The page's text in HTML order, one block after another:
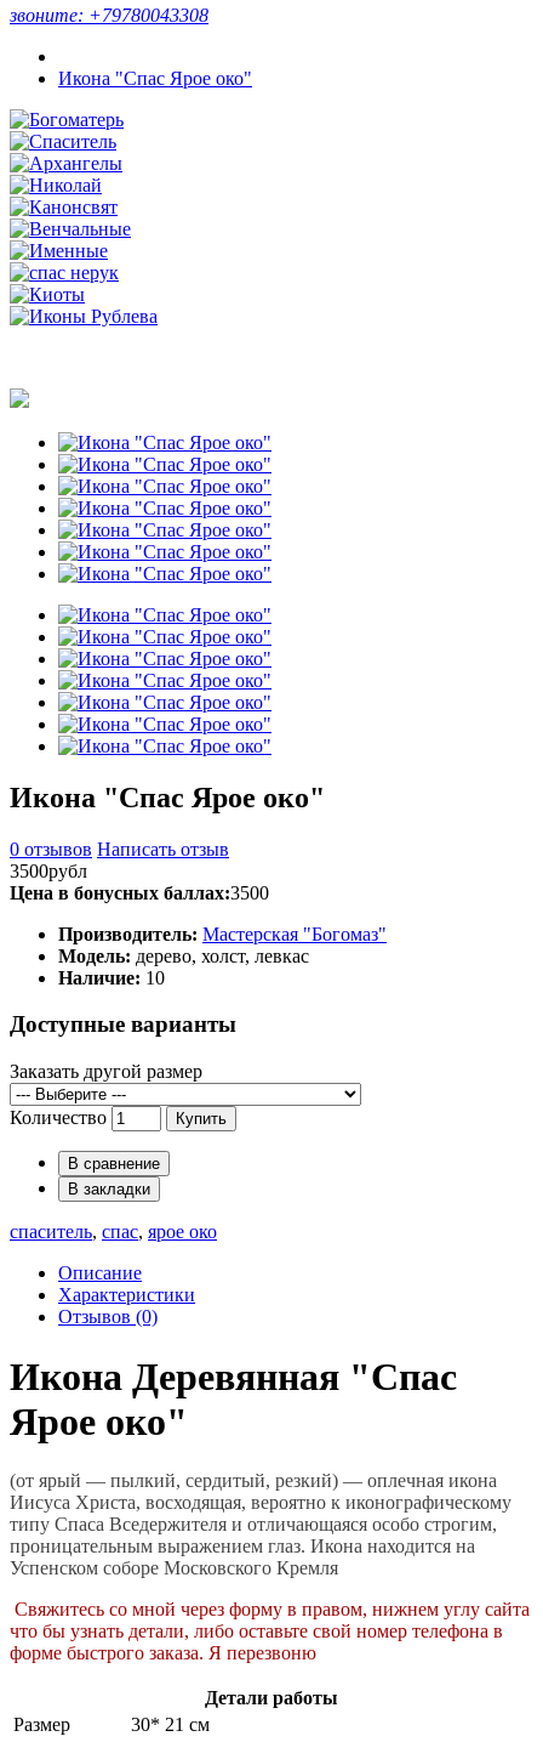
звоните: +79780043308
Икона "Спас Ярое око"
Икона "Спас Ярое око"
0 отзывов Написать отзыв
3500рубл
Цена в бонусных баллах:3500
Производитель: Мастерская "Богомаз"
Модель: дерево, холст, левкас
Наличие: 10
Доступные варианты
Заказать другой размер
Количество Купить
В сравнение
В закладки
спаситель, спас, ярое око
Описание
Характеристики
Отзывов (0)
Икона Деревянная "Спас
Ярое око"
(от ярый — пылкий, сердитый, резкий) — оплечная икона
Иисуса Христа, восходящая, вероятно к иконографическому
типу Спаса Вседержителя и отличающаяся особо строгим,
проницательным выражением глаз. Икона находится на
Успенском соборе Московского Кремля
Свяжитесь со мной через форму в правом, нижнем углу сайта
что бы узнать детали, либо оставьте свой номер телефона в
форме быстрого заказа. Я перезвоню
Детали работы
Размер
30* 21 см